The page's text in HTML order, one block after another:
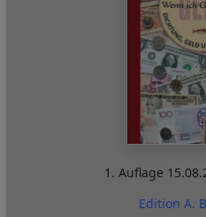
1. Auflage
Edition A.